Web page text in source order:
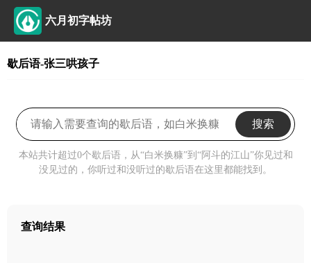
六月初字帖坊
歇后语-张三哄孩子
搜索
本站共计超过0个歇后语，从“白米换糠”到“阿斗的江山”你见过和
没见过的，你听过和没听过的歇后语在这里都能找到。
查询结果